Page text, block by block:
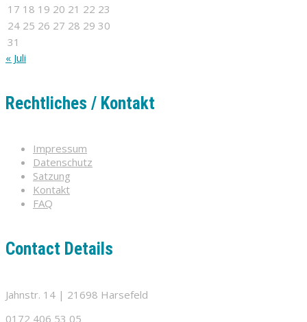
17 18 19 20 21 22 23
24 25 26 27 28 29 30
31
« Juli
Rechtliches / Kontakt
Impressum
Datenschutz
Satzung
Kontakt
FAQ
Contact Details
Jahnstr. 14 | 21698 Harsefeld
0172 406 53 05